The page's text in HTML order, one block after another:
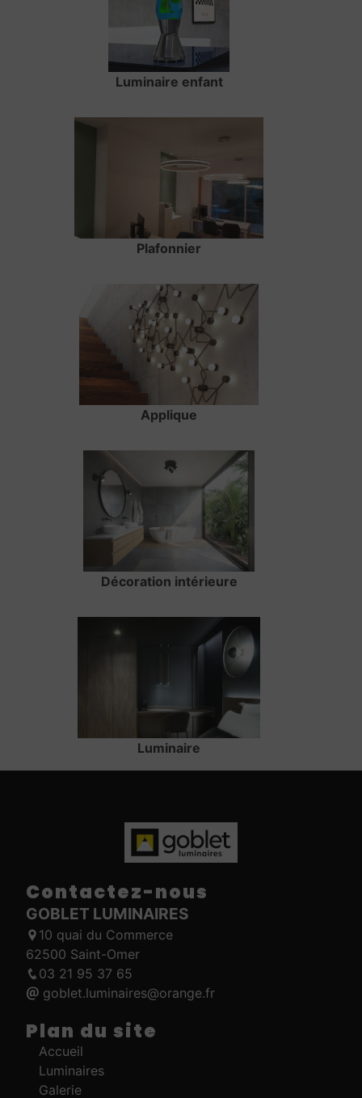
Luminaire enfant
Plafonnier
Applique
Décoration intérieure
Luminaire
Contactez-nous
GOBLET LUMINAIRES
10 quai du Commerce
62500 Saint-Omer
03 21 95 37 65
goblet.luminaires@orange.fr
Plan du site
Accueil
Luminaires
Galerie